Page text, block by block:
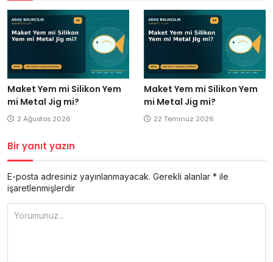
Maket Yem mi Silikon Yem
mi Metal Jig mi?
2 Ağustos 2026
Maket Yem mi Silikon Yem
mi Metal Jig mi?
22 Temmuz 2026
Bir yanıt yazın
E-posta adresiniz yayınlanmayacak. Gerekli alanlar * ile
işaretlenmişlerdir